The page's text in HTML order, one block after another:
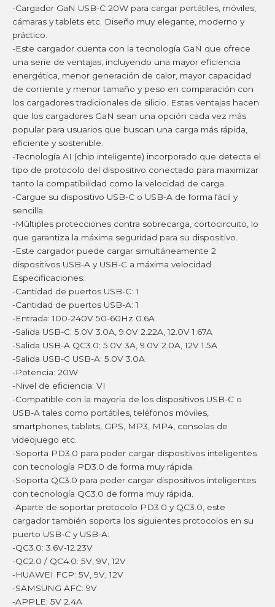
-Cargador GaN USB-C 20W para cargar portátiles, móviles,
cámaras y tablets etc. Diseño muy elegante, moderno y
práctico.
-Este cargador cuenta con la tecnología GaN que ofrece
una serie de ventajas, incluyendo una mayor eficiencia
energética, menor generación de calor, mayor capacidad
de corriente y menor tamaño y peso en comparación con
los cargadores tradicionales de silicio. Estas ventajas hacen
que los cargadores GaN sean una opción cada vez más
popular para usuarios que buscan una carga más rápida,
eficiente y sostenible.
-Tecnología AI (chip inteligente) incorporado que detecta el
tipo de protocolo del dispositivo conectado para maximizar
tanto la compatibilidad como la velocidad de carga.
-Cargue su dispositivo USB-C o USB-A de forma fácil y
sencilla.
-Múltiples protecciones contra sobrecarga, cortocircuito, lo
que garantiza la máxima seguridad para su dispositivo.
-Este cargador puede cargar simultáneamente 2
dispositivos USB-A y USB-C a máxima velocidad.
Especificaciones:
-Cantidad de puertos USB-C: 1
-Cantidad de puertos USB-A: 1
-Entrada: 100-240V 50-60Hz 0.6A
-Salida USB-C: 5.0V 3.0A, 9.0V 2.22A, 12.0V 1.67A
-Salida USB-A QC3.0: 5.0V 3A, 9.0V 2.0A, 12V 1.5A
-Salida USB-C USB-A: 5.0V 3.0A
-Potencia: 20W
-Nivel de eficiencia: VI
-Compatible con la mayoria de los dispositivos USB-C o
USB-A tales como portátiles, teléfonos móviles,
smartphones, tablets, GPS, MP3, MP4, consolas de
videojuego etc.
-Soporta PD3.0 para poder cargar dispositivos inteligentes
con tecnología PD3.0 de forma muy rápida.
-Soporta QC3.0 para poder cargar dispositivos inteligentes
con tecnología QC3.0 de forma muy rápida.
-Aparte de soportar protocolo PD3.0 y QC3.0, este
cargador también soporta los siguientes protocolos en su
puerto USB-C y USB-A:
-QC3.0: 3.6V-12.23V
-QC2.0 / QC4.0: 5V, 9V, 12V
-HUAWEI FCP: 5V, 9V, 12V
-SAMSUNG AFC: 9V
-APPLE: 5V 2.4A